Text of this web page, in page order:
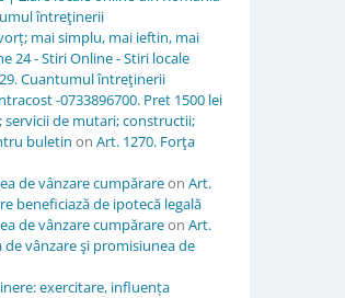
întreţinerii
mai simplu, mai ieftin, mai
24 - Stiri Online - Stiri locale
Cuantumul întreţinerii
-0733896700. Pret 1500 lei
servicii de mutari; constructii;
buletin on Art. 1270. Forţa
de vânzare cumpărareon Art.
beneficiază de ipotecă legală
de vânzare cumpărareon Art.
de vânzare şi promisiunea de
exercitare, influența